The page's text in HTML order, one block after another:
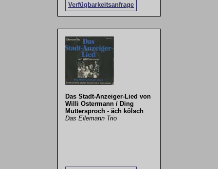
Verfügbarkeitsanfrage
Das Stadt-Anzeiger-Lied von
Willi Ostermann / Ding
Muttersproch - äch kölsch
Das Eilemann Trio